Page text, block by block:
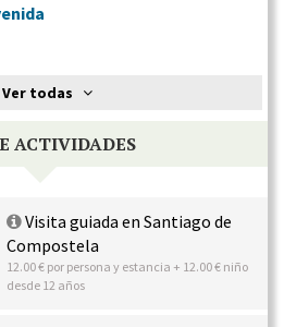
Ver todas
ACTIVIDADES
Visita guiada en Santiago de
Compostela
12.00 € por persona y estancia + 12.00 € niño
desde 12 años